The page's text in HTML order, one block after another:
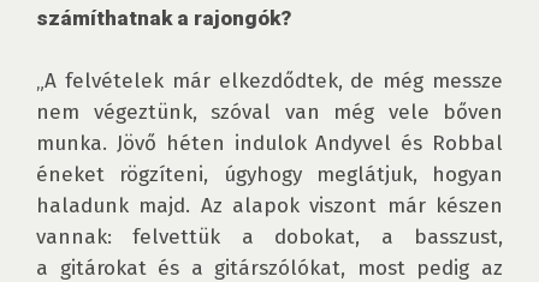
számíthatnak a rajongók?
„A felvételek már elkezdődtek, de még messze
nem végeztünk, szóval van még vele bőven
munka. Jövő héten indulok Andyvel és Robbal
éneket rögzíteni, úgyhogy meglátjuk, hogyan
haladunk majd. Az alapok viszont már készen
vannak: felvettük a dobokat, a basszust,
a gitárokat és a gitárszólókat, most pedig az